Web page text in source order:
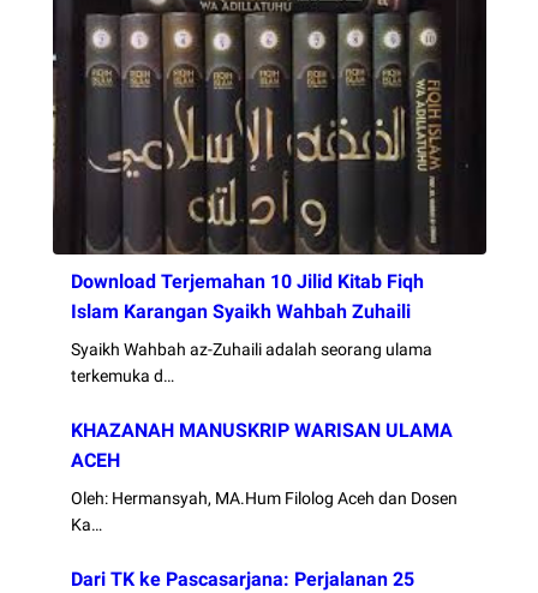
Download Terjemahan 10 Jilid Kitab Fiqh
Islam Karangan Syaikh Wahbah Zuhaili
Syaikh Wahbah az-Zuhaili adalah seorang ulama
terkemuka d…
KHAZANAH MANUSKRIP WARISAN ULAMA
ACEH
Oleh: Hermansyah, MA.Hum Filolog Aceh dan Dosen
Ka…
Dari TK ke Pascasarjana: Perjalanan 25